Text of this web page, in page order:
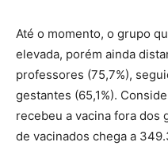
Até o momento, o grupo
elevada, porém ainda
professores (75,7%),
gestantes (65,1%).
recebeu a vacina fora dos
de vacinados chega a